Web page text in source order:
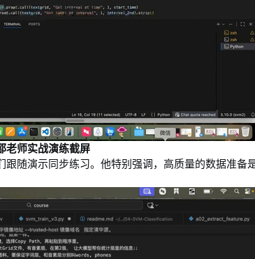
老师实战演练截屏
跟随演示同步练习。他特别强调，高质量的数据准备